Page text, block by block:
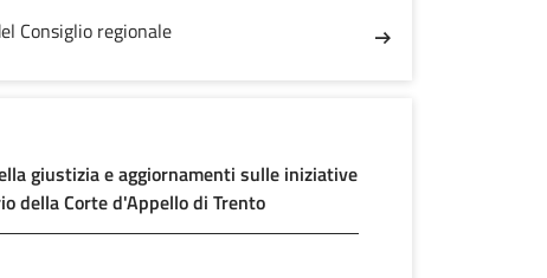
Consiglio regionale
giustizia e aggiornamenti sulle iniziative
della Corte d'Appello di Trento